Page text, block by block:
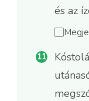
és az